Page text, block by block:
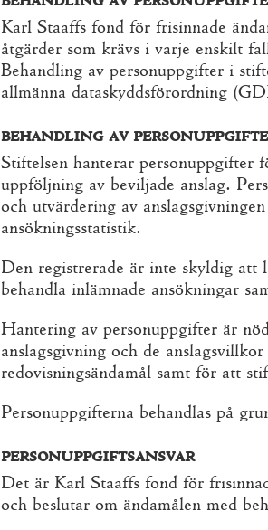
Karl Staaffs fond för frisinnade
åtgärder som krävs i varje enskilt
Behandling av personuppgifter i
allmänna dataskyddsförordning
behandling av
Stiftelsen hanterar personuppgifter
uppföljning av beviljade anslag.
och utvärdering av
ansökningsstatistik.
Den registrerade är inte skyldig att
behandla inlämnade ansökningar
Hantering av personuppgifter är
anslagsgivning och de
redovisningsändamål samt för att
Personuppgifterna behandlas på
personuppgiftsansvar
Det är Karl Staaffs fond för
och beslutar om ändamålen med